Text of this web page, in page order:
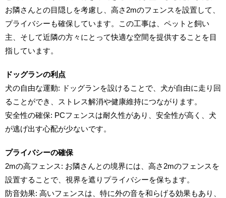
お隣さんとの目隠しを考慮し、高さ2mのフェンスを設置して、
プライバシーも確保しています。この工事は、ペットと飼い
主、そして近隣の方々にとって快適な空間を提供することを目
指しています。
ドッグランの利点
犬の自由な運動: ドッグランを設けることで、犬が自由に走り回
ることができ、ストレス解消や健康維持につながります。
安全性の確保: PCフェンスは耐久性があり、安全性が高く、犬
が逃げ出す心配が少ないです。
プライバシーの確保
2mの高フェンス: お隣さんとの境界には、高さ2mのフェンスを
設置することで、視界を遮りプライバシーを保ちます。
防音効果: 高いフェンスは、特に外の音を和らげる効果もあり、